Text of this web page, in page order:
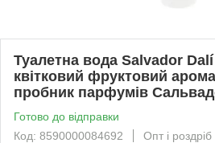
Туалетна вода Salvador
квітковий фруктовий
пробник парфумів
Готово до відправки
Код: 8590000084692
Опт і роздріб